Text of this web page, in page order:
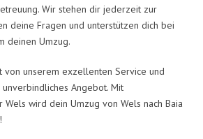
Wir stehen dir jederzeit zur
deine Fragen und unterstützen dich bei
deinen Umzug.
von unserem exzellenten Service und
Angebot. Mit
Wels wird dein Umzug von Wels nach Baia